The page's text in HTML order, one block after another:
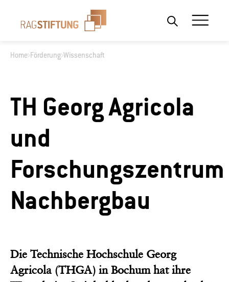
Home Förderung Wissenschaft
TH Georg Agricola
und
Forschungszentrum
Nachbergbau
Die Technische Hochschule Georg
Agricola (THGA) in Bochum hat ihre